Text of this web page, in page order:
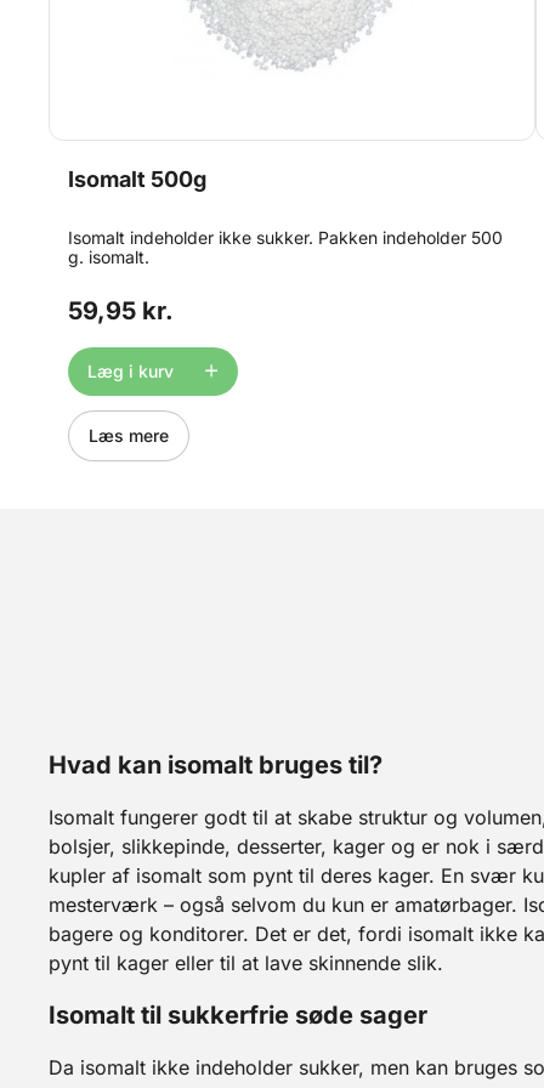
Isomalt 500g
Isomalt indeholder ikke sukker. Pakken indeholder 500
g. isomalt.
59,95 kr.
Læg i kurv
Læs mere
Hvad kan isomalt bruges til?
Isomalt fungerer godt til at skabe struktur og
bolsjer, slikkepinde, desserter, kager og er nok i
kupler af isomalt som pynt til deres kager. En svær
mesterværk – også selvom du kun er amatørbager.
bagere og konditorer. Det er det, fordi isomalt ikke
pynt til kager eller til at lave skinnende slik.
Isomalt til sukkerfrie søde sager
Da isomalt ikke indeholder sukker, men kan bruges